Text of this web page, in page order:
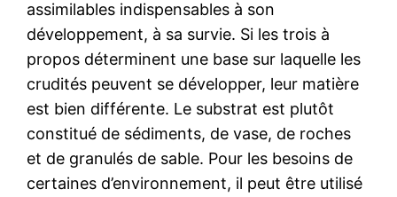
assimilables indispensables à son
développement, à sa survie. Si les trois à
propos déterminent une base sur laquelle les
crudités peuvent se développer, leur matière
est bien différente. Le substrat est plutôt
constitué de sédiments, de vase, de roches
et de granulés de sable. Pour les besoins de
certaines d’environnement, il peut être utilisé